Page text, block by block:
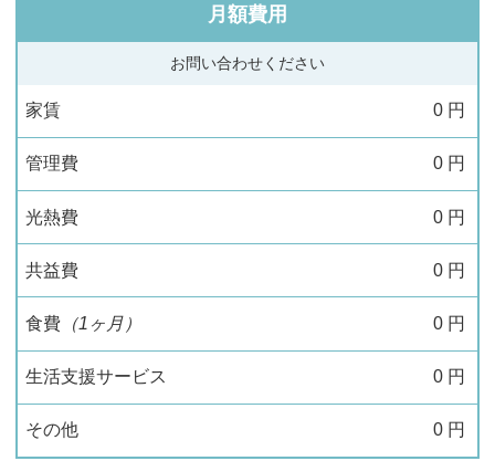
月額費用
お問い合わせください
家賃 0 円
管理費 0 円
光熱費 0 円
共益費 0 円
食費（1ヶ月） 0 円
生活支援サービス 0 円
その他 0 円